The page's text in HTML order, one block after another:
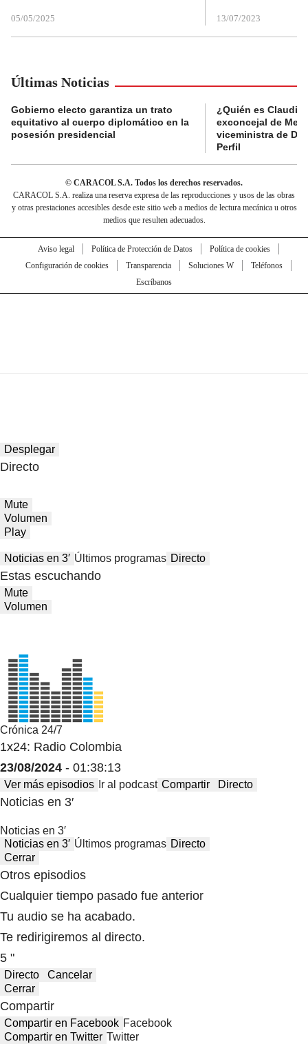
05/05/2025 13/07/2023
Últimas Noticias
Gobierno electo garantiza un trato
equitativo al cuerpo diplomático en la
posesión presidencial
¿Quién es Claudia
exconcejal de
viceministra de
Perfil
© CARACOL S.A. Todos los derechos reservados.
CARACOL S.A. realiza una reserva expresa de las reproducciones y usos de las obras
y otras prestaciones accesibles desde este sitio web a medios de lectura mecánica u otros
medios que resulten adecuados.
Aviso legal Política de Protección de Datos
Política de cookies
Configuración de cookies
Transparencia Soluciones W
Teléfonos
Escríbanos
Desplegar
Directo
Mute
Volumen
Play
Noticias en 3′ Últimos programas Directo
Estas escuchando
Mute
Volumen
Crónica 24/7
1x24: Radio Colombia
23/08/2024 - 01:38:13
Ver más episodios Ir al podcast Compartir Directo
Noticias en 3′
Noticias en 3′
Noticias en 3′ Últimos programas Directo
Cerrar
Otros episodios
Cualquier tiempo pasado fue anterior
Tu audio se ha acabado.
Te redirigiremos al directo.
5 "
Directo
Cancelar
Cerrar
Compartir
Compartir en Facebook Facebook
Compartir en Twitter Twitter